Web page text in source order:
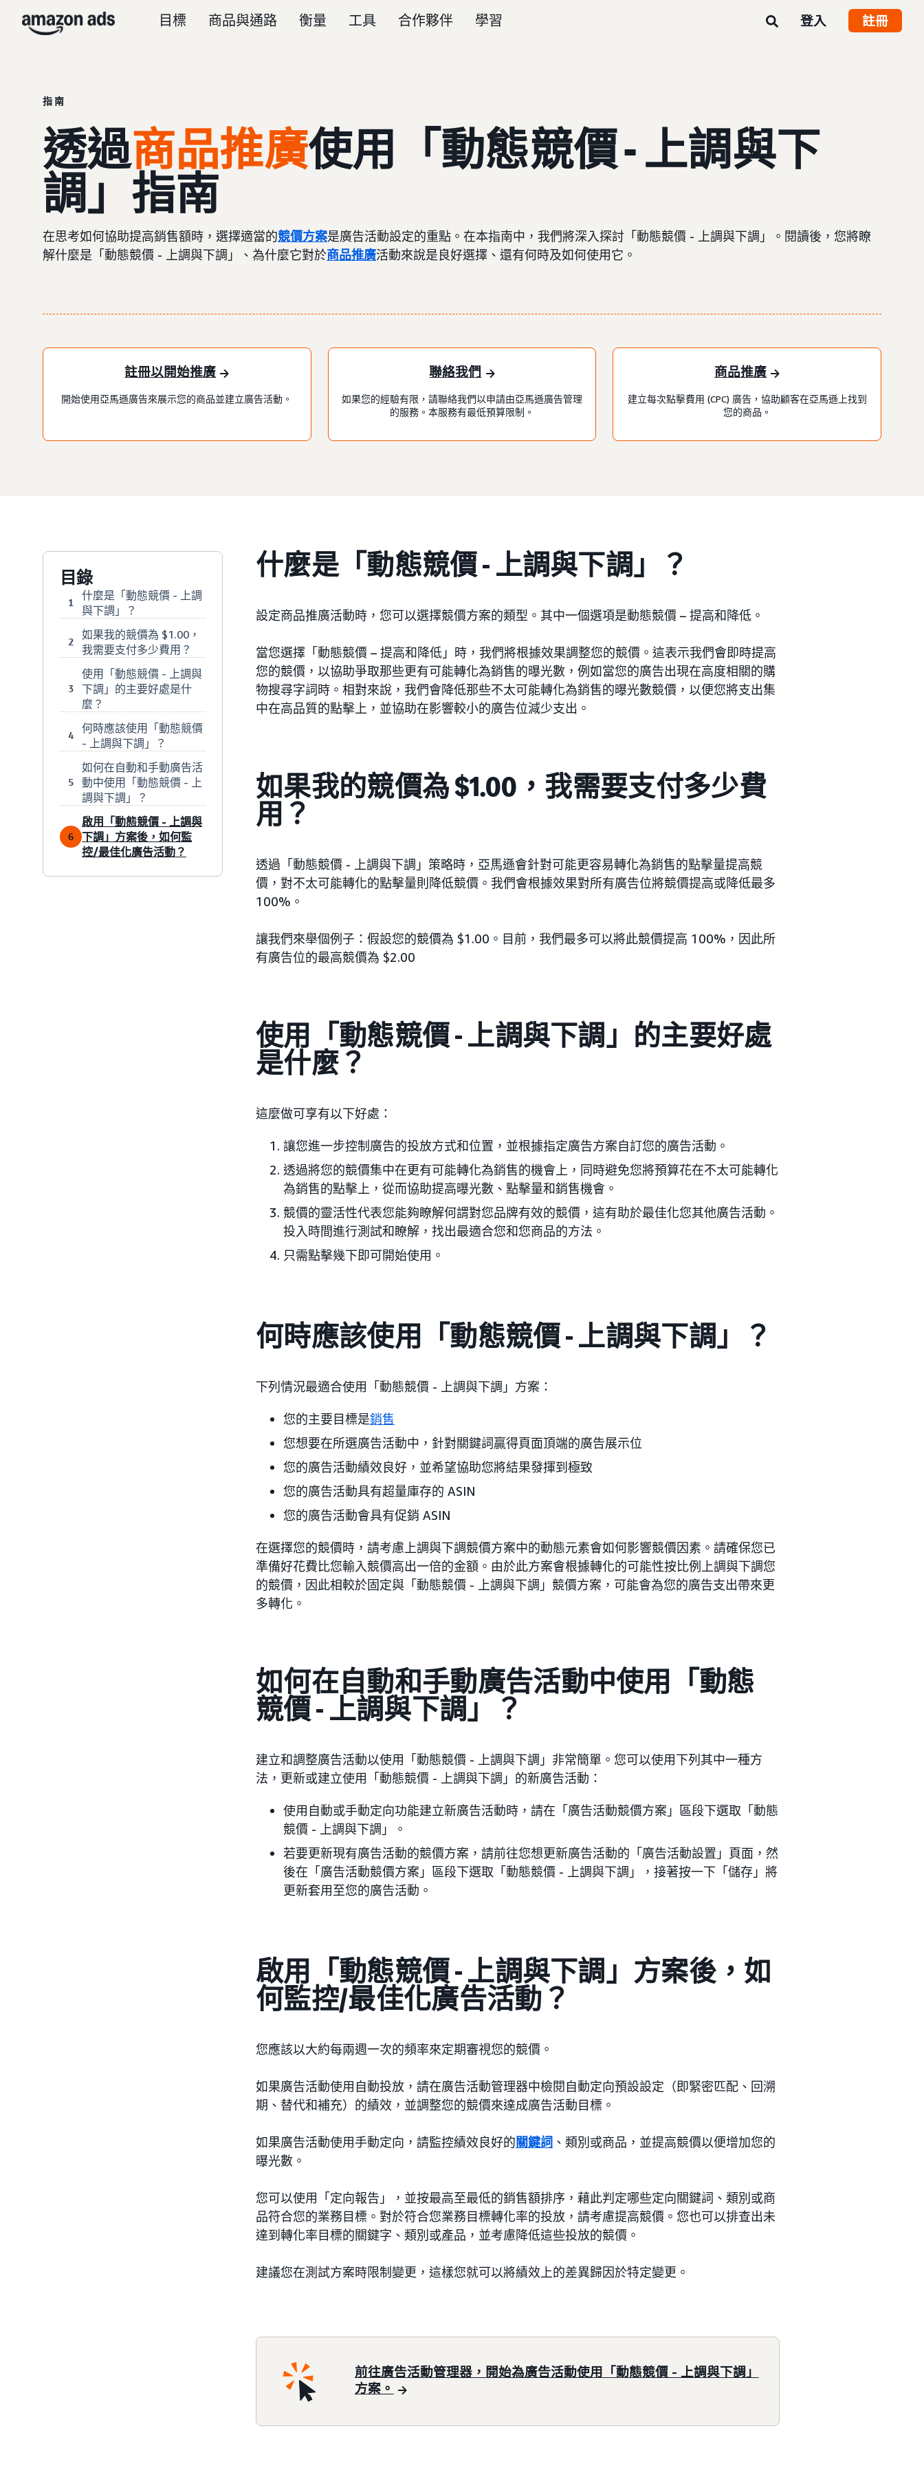
目標 商品與通路 衡量 工具 合作夥伴 學習 登入 註冊
指南
透過商品推廣使用「動態競價 - 上調與下
調」指南
在思考如何協助提高銷售額時，選擇適當的競價方案是廣告活動設定的重點。在本指南中，我們將深入探討「動態競價 - 上調與下調」。閱讀後，您將瞭
解什麼是「動態競價 - 上調與下調」、為什麼它對於商品推廣活動來說是良好選擇、還有何時及如何使用它。
註冊以開始推廣
開始使用亞馬遜廣告來展示您的商品並建立廣告活動。
聯絡我們
如果您的經驗有限，請聯絡我們以申請由亞馬遜廣告管理
的服務。本服務有最低預算限制。
商品推廣
建立每次點擊費用 (CPC) 廣告，協助顧客在亞馬遜上找到
您的商品。
目錄
1
什麼是「動態競價 - 上調
與下調」？
2
如果我的競價為 $1.00，
我需要支付多少費用？
3
使用「動態競價 - 上調與
下調」的主要好處是什
麼？
4
何時應該使用「動態競價
- 上調與下調」？
5
如何在自動和手動廣告活
動中使用「動態競價 - 上
調與下調」？
6
啟用「動態競價 - 上調與
下調」方案後，如何監
控/最佳化廣告活動？
什麼是「動態競價 - 上調與下調」？
設定商品推廣活動時，您可以選擇競價方案的類型。其中一個選項是動態競價 – 提高和降低。
當您選擇「動態競價 – 提高和降低」時，我們將根據效果調整您的競價。這表示我們會即時提高
您的競價，以協助爭取那些更有可能轉化為銷售的曝光數，例如當您的廣告出現在高度相關的購
物搜尋字詞時。相對來說，我們會降低那些不太可能轉化為銷售的曝光數競價，以便您將支出集
中在高品質的點擊上，並協助在影響較小的廣告位減少支出。
如果我的競價為 $1.00，我需要支付多少費
用？
透過「動態競價 - 上調與下調」策略時，亞馬遜會針對可能更容易轉化為銷售的點擊量提高競
價，對不太可能轉化的點擊量則降低競價。我們會根據效果對所有廣告位將競價提高或降低最多
100%。
讓我們來舉個例子：假設您的競價為 $1.00。目前，我們最多可以將此競價提高 100%，因此所
有廣告位的最高競價為 $2.00
使用「動態競價 - 上調與下調」的主要好處
是什麼？
這麼做可享有以下好處：
讓您進一步控制廣告的投放方式和位置，並根據指定廣告方案自訂您的廣告活動。
透過將您的競價集中在更有可能轉化為銷售的機會上，同時避免您將預算花在不太可能轉化
為銷售的點擊上，從而協助提高曝光數、點擊量和銷售機會。
競價的靈活性代表您能夠瞭解何謂對您品牌有效的競價，這有助於最佳化您其他廣告活動。
投入時間進行測試和瞭解，找出最適合您和您商品的方法。
只需點擊幾下即可開始使用。
何時應該使用「動態競價 - 上調與下調」？
下列情況最適合使用「動態競價 - 上調與下調」方案：
您的主要目標是銷售
您想要在所選廣告活動中，針對關鍵詞贏得頁面頂端的廣告展示位
您的廣告活動績效良好，並希望協助您將結果發揮到極致
您的廣告活動具有超量庫存的 ASIN
您的廣告活動會具有促銷 ASIN
在選擇您的競價時，請考慮上調與下調競價方案中的動態元素會如何影響競價因素。請確保您已
準備好花費比您輸入競價高出一倍的金額。由於此方案會根據轉化的可能性按比例上調與下調您
的競價，因此相較於固定與「動態競價 - 上調與下調」競價方案，可能會為您的廣告支出帶來更
多轉化。
如何在自動和手動廣告活動中使用「動態
競價 - 上調與下調」？
建立和調整廣告活動以使用「動態競價 - 上調與下調」非常簡單。您可以使用下列其中一種方
法，更新或建立使用「動態競價 - 上調與下調」的新廣告活動：
使用自動或手動定向功能建立新廣告活動時，請在「廣告活動競價方案」區段下選取「動態
競價 - 上調與下調」。
若要更新現有廣告活動的競價方案，請前往您想更新廣告活動的「廣告活動設置」頁面，然
後在「廣告活動競價方案」區段下選取「動態競價 - 上調與下調」，接著按一下「儲存」將
更新套用至您的廣告活動。
啟用「動態競價 - 上調與下調」方案後，如
何監控/最佳化廣告活動？
您應該以大約每兩週一次的頻率來定期審視您的競價。
如果廣告活動使用自動投放，請在廣告活動管理器中檢閱自動定向預設設定（即緊密匹配、回溯
期、替代和補充）的績效，並調整您的競價來達成廣告活動目標。
如果廣告活動使用手動定向，請監控績效良好的關鍵詞 、類別或商品，並提高競價以便增加您的
曝光數。
您可以使用「定向報告」，並按最高至最低的銷售額排序，藉此判定哪些定向關鍵詞、類別或商
品符合您的業務目標。對於符合您業務目標轉化率的投放，請考慮提高競價。您也可以排查出未
達到轉化率目標的關鍵字、類別或產品，並考慮降低這些投放的競價。
建議您在測試方案時限制變更，這樣您就可以將績效上的差異歸因於特定變更。
前往廣告活動管理器，開始為廣告活動使用「動態競價 - 上調與下調」
方案。